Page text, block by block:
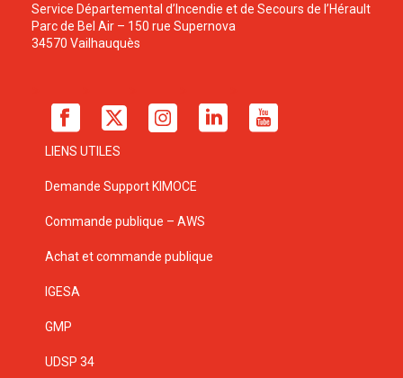
Service Départemental d’Incendie et de Secours de l’Hérault
Parc de Bel Air – 150 rue Supernova
34570 Vailhauquès
LIENS UTILES
Demande Support KIMOCE
Commande publique – AWS
Achat et commande publique
IGESA
GMP
UDSP 34